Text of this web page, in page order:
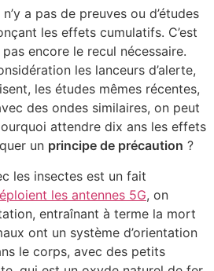
a pas de preuves ou d’études
les effets cumulatifs. C’est
encore le recul nécessaire.
les lanceurs d’alerte,
les études mêmes récentes,
des ondes similaires, on peut
attendre dix ans les effets
un principe de précaution ?
les insectes est un fait
les antennes 5G, on
entraînant à terme la mort
ont un système d’orientation
le corps, avec des petits